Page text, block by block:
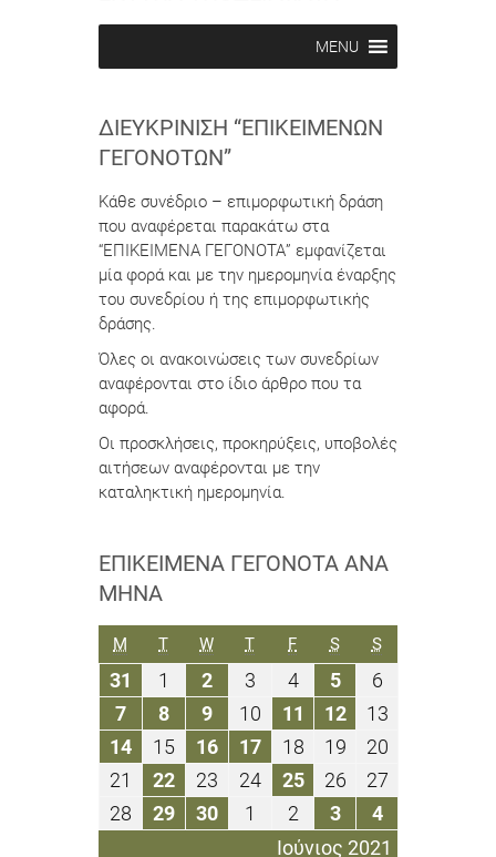
MENU
ΔΙΕΥΚΡΊΝΙΣΗ “ΕΠΙΚΕΊΜΕΝΩΝ
ΓΕΓΟΝΌΤΩΝ”
Κάθε συνέδριο – επιμορφωτική δράση
που αναφέρεται παρακάτω στα
“ΕΠΙΚΕΙΜΕΝΑ ΓΕΓΟΝΟΤΑ” εμφανίζεται
μία φορά και με την ημερομηνία έναρξης
του συνεδρίου ή της επιμορφωτικής
δράσης.
Όλες οι ανακοινώσεις των συνεδρίων
αναφέρονται στο ίδιο άρθρο που τα
αφορά.
Οι προσκλήσεις, προκηρύξεις, υποβολές
αιτήσεων αναφέρονται με την
καταληκτική ημερομηνία.
ΕΠΙΚΕΊΜΕΝΑ ΓΕΓΟΝΌΤΑ ΑΝΆ
ΜΉΝΑ
Ιούνιος 2021
M ΔΕΥΤΈΡΑ
TΤΡΊΤΗ
WΤΕΤΆΡΤΗ
TΠΈΜΠΤΗ
FΠΑΡΑΣΚΕΥΉ
SΣΆΒΒΑΤΟ
SΚΥΡΙΑΚΉ
31
Μαΐου
2021
1
Ιουνίου
2021
22
Ιουνίου
2021
3
Ιουνίου
2021
44
Ιουνίου
2021
55
Ιουνίου
2021
66
Ιουνίου
2021
77
Ιουνίου
2021
88
Ιουνίου
2021
99
Ιουνίου
2021
10
Ιουνίου
2021
11
Ιουνίου
2021
1212
Ιουνίου
2021
1313
2021
1414
Ιουνίου
2021
1515
Ιουνίου
2021
1616
Ιουνίου
2021
1717
Ιουνίου
2021
1818
Ιουνίου
2021
1919
Ιουνίου
2021
2020
Ιουνίου
2021
21
Ιουνίου
2021
2222
Ιουνίου
2021
23
Ιουνίου
2021
2424
Ιουνίου
2021
2525
Ιουνίου
2021
2626
Ιουνίου
2021
2727
Ιουνίου
2021
28
Ιουνίου
2929
Ιουνίου
3030
Ιουνίου
1
Ιουλίου
22
Ιουλίου
33
Ιουλίου
44
Ιουλίου